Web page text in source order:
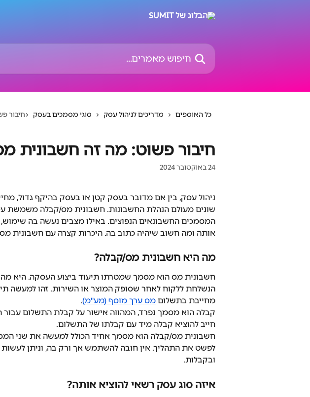
חיפוש מאמרים...
כל האוספים מדריכים לניהול עסק סוגי מסמכים בעסק חיבור
חיבור פשוט: מה זה חשבונית
24 באוקטובר 2024
ניהול עסק, בין אם מדובר בעסק קטן או בעסק בהיקף גדול,
שונים מעולם הנהלת החשבונות. חשבונית מס/קבלה משמשת
המסמכים החשבונאים הנפוצים. באילו מצבים נעשה בה
אותה ומה חשוב שיהיה כתוב בה. היכרות קצרה עם חשבונית
מה היא חשבונית מס/קבלה?
חשבונית מס הוא מסמך שמטרתו תיעוד ביצוע העסקה. היא
הנשלחת ללקוח לאחר שסופק המוצר או השירות. זהו למעשה
מחייבת בתשלום מס ערך מוסף (מע"מ).
קבלה הוא מסמך נפרד, המהווה אישור על קבלת התשלום עבור
חייב להוציא קבלה מיד עם קבלתו של התשלום.
חשבונית מס/קבלה הוא מסמך אחיד הכולל למעשה את שני
לפשט את התהליך. אין חובה להשתמש אך ורק בה, וניתן
ובקבלות.
איזה סוג עסק רשאי להוציא אותה?